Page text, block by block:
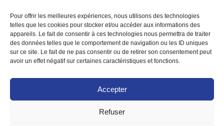
Pour offrir les meilleures expériences, nous utilisons des technologies
telles que les cookies pour stocker et/ou accéder aux informations des
appareils. Le fait de consentir à ces technologies nous permettra de traiter
des données telles que le comportement de navigation ou les ID uniques
sur ce site. Le fait de ne pas consentir ou de retirer son consentement peut
avoir un effet négatif sur certaines caractéristiques et fonctions.
Accepter
Refuser
Notre boutique
MENTIONS LÉGALES